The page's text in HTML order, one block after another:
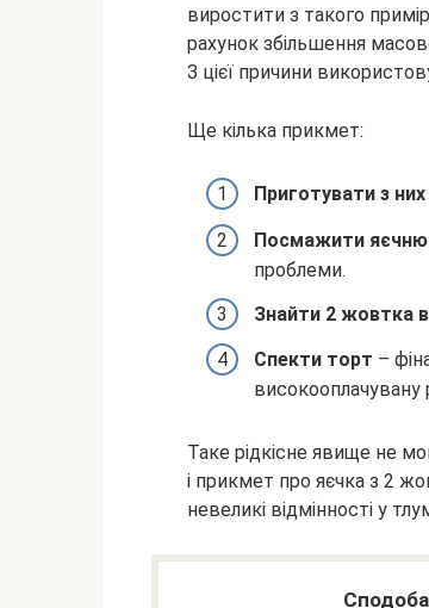
виростити з такого
рахунок збільшення
З цієї причини
Ще кілька прикмет:
Приготувати з
Посмажити яєчню
проблеми.
Знайти 2 жовтка
Спекти торт –
високооплачувану
Таке рідкісне явище не
і прикмет про яєчка з 2
невеликі відмінності у